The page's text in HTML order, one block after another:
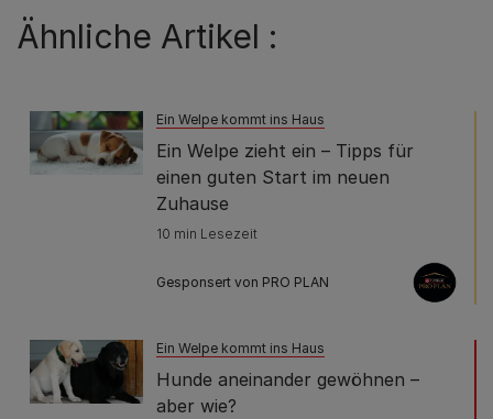
Ähnliche Artikel :
Ein Welpe kommt ins Haus
Ein Welpe zieht ein – Tipps für
einen guten Start im neuen
Zuhause
10 min Lesezeit
Gesponsert von PRO PLAN
Ein Welpe kommt ins Haus
Hunde aneinander gewöhnen –
aber wie?